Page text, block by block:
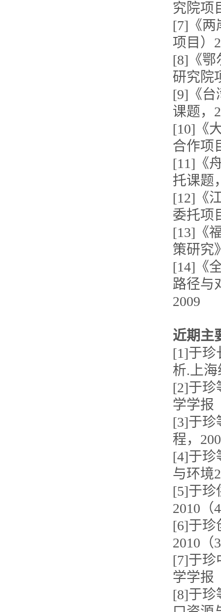
究院项
[7]《两
项目）
[8]《鄂
研究院
[9]《台
课题，
[10]《
合作项
[11]《
托课题
[12]《
委托项
[13]《
策研究
[14]《
路径与
2009
近期主
[1]于珍
析.上海
[2]于珍
学学报
[3]于珍
程，
[4]于珍
与环境
[5]于珍
2010（
[6]于珍
2010（
[7]于珍
学学报
[8]于珍